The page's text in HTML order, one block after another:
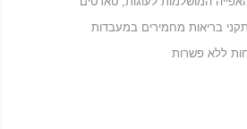
בריאות מחמירים במעבדות